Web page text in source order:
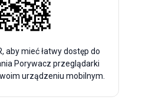
aby mieć łatwy dostęp do
Porywacz przeglądarki
urządzeniu mobilnym.